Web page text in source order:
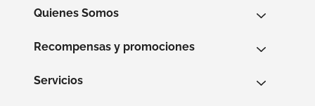
Quienes Somos
Recompensas y promociones
Servicios